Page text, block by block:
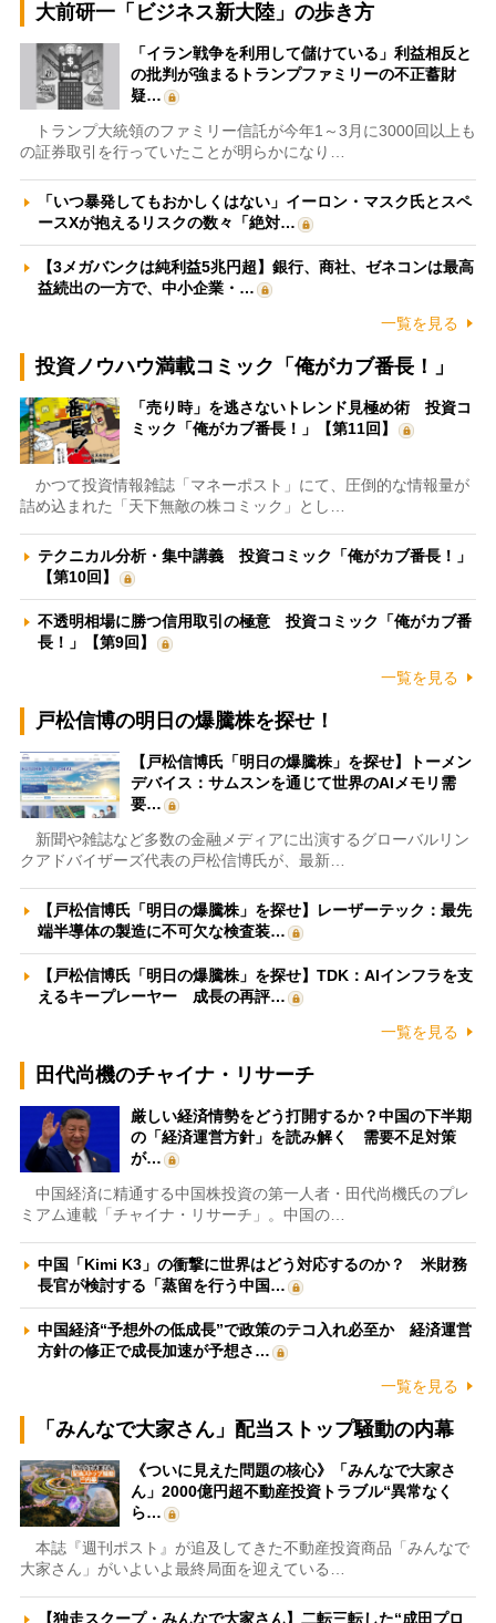
大前研一「ビジネス新大陸」の歩き方
「イラン戦争を利用して儲けている」利益相反と
の批判が強まるトランプファミリーの不正蓄財
疑…
トランプ大統領のファミリー信託が今年1～3月に3000回以上も
の証券取引を行っていたことが明らかになり…
「いつ暴発してもおかしくはない」イーロン・マスク氏とスペ
ースXが抱えるリスクの数々「絶対…
【3メガバンクは純利益5兆円超】銀行、商社、ゼネコンは最高
益続出の一方で、中小企業・…
一覧を見る
投資ノウハウ満載コミック「俺がカブ番長！」
「売り時」を逃さないトレンド見極め術 投資コ
ミック「俺がカブ番長！」【第11回】
かつて投資情報雑誌「マネーポスト」にて、圧倒的な情報量が
詰め込まれた「天下無敵の株コミック」とし…
テクニカル分析・集中講義 投資コミック「俺がカブ番長！」
【第10回】
不透明相場に勝つ信用取引の極意 投資コミック「俺がカブ番
長！」【第9回】
一覧を見る
戸松信博の明日の爆騰株を探せ！
【戸松信博氏「明日の爆騰株」を探せ】トーメン
デバイス：サムスンを通じて世界のAIメモリ需
要…
新聞や雑誌など多数の金融メディアに出演するグローバルリン
クアドバイザーズ代表の戸松信博氏が、最新…
【戸松信博氏「明日の爆騰株」を探せ】レーザーテック：最先
端半導体の製造に不可欠な検査装…
【戸松信博氏「明日の爆騰株」を探せ】TDK：AIインフラを支
えるキープレーヤー 成長の再評…
一覧を見る
田代尚機のチャイナ・リサーチ
厳しい経済情勢をどう打開するか？中国の下半期
の「経済運営方針」を読み解く 需要不足対策
が…
中国経済に精通する中国株投資の第一人者・田代尚機氏のプレ
ミアム連載「チャイナ・リサーチ」。中国の…
中国「Kimi K3」の衝撃に世界はどう対応するのか？ 米財務
長官が検討する「蒸留を行う中国…
中国経済“予想外の低成長”で政策のテコ入れ必至か 経済運営
方針の修正で成長加速が予想さ…
一覧を見る
「みんなで大家さん」配当ストップ騒動の内幕
《ついに見えた問題の核心》「みんなで大家さ
ん」2000億円超不動産投資トラブル“異常なく
ら…
本誌『週刊ポスト』が追及してきた不動産投資商品「みんなで
大家さん」がいよいよ最終局面を迎えている…
【独走スクープ・みんなで大家さん】二転三転した“成田プロ